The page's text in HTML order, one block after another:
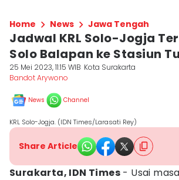
Home News Jawa Tengah
Jadwal KRL Solo-Jogja
Solo Balapan ke Stasiun
25 Mei 2023, 11:15 WIB Kota Surakarta
Bandot Arywono
News Channel
KRL Solo-Jogja. (IDN Times/Larasati Rey)
Share Article
Surakarta, IDN Times - Usai